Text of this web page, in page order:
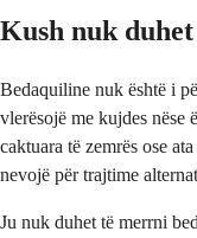
Kush nuk
Bedaquiline nuk është i
vlerësojë me kujdes nëse
caktuara të zemrës ose
nevojë për trajtime
Ju nuk duhet të merrni